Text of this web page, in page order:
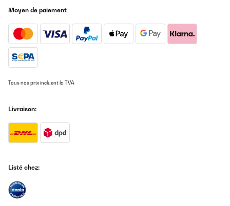
Moyen de paiement
Tous nos prix incluent la TVA
Livraison:
Listé chez: